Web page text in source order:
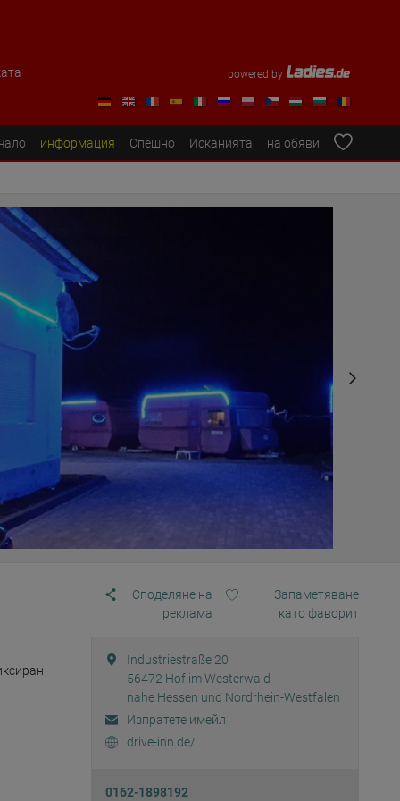
powered by
информация Спешно Исканията на обяви
Споделяне на
реклама
Запаметяване
като фаворит
Industriestraße 20
56472 Hof im Westerwald
nahe Hessen und Nordrhein-Westfalen
Изпратете имейл
drive-inn.de/
0162-1898192